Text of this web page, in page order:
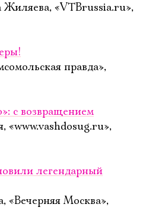
«VTBrussia.ru»,
правда»,
с возвращением
«www.vashdosug.ru»,
легендарный
«Вечерняя Москва»,